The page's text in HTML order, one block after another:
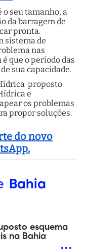
o seu tamanho, a
da barragem de
pronta.
sistema de
nas
que o período das
sua capacidade.
proposto
e
os problemas
propor soluções.
do novo
Bahia
esquema
na Bahia